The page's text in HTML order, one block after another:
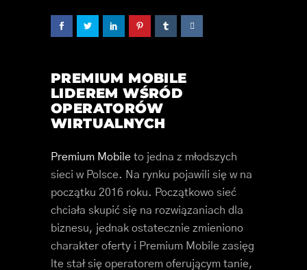
PREMIUM MOBILE
LIDEREM WŚRÓD
OPERATORÓW
WIRTUALNYCH
Premium Mobile to jedna z młodszych
sieci w Polsce. Na rynku pojawili się w na
początku 2016 roku. Początkowo sieć
chciała skupić się na rozwiązaniach dla
biznesu, jednak ostatecznie zmieniono
charakter oferty i Premium Mobile zasięg
lte stał się operatorem oferującym tanie,